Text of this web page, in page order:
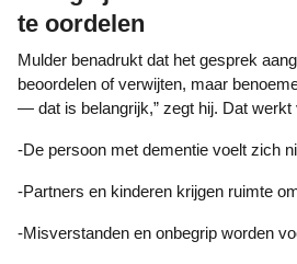
te oordelen
Mulder benadrukt dat het gesprek aangaan cruciaal is. “Niet
beoordelen of verwijten, maar
— dat is belangrijk,” zegt hij. Dat werkt
-De persoon met dementie voelt zich
-Partners en kinderen krijgen ruimte
-Misverstanden en onbegrip worden